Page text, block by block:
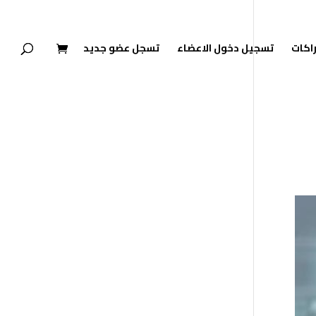
تسجيل دخول الاعضاء تسجل عضو جديد